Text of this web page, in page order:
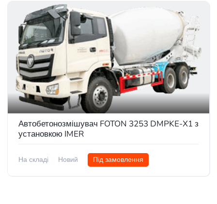
Автобетонозмішувач FOTON 3253 DMPKE-X1 з
установкою IMER
На складі Новий Під замовлення